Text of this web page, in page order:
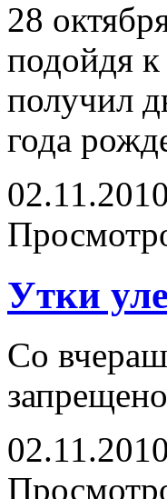
28
подойдя
получил
года
02.11.2010
Утки
Со
02.11.2010